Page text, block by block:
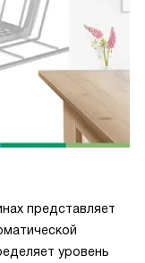
представляет
уровень